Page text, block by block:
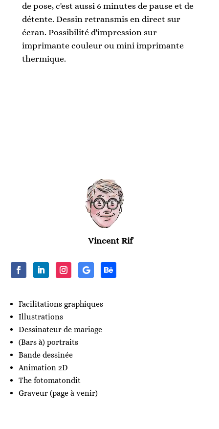
de pose, c'est aussi 6 minutes de pause et de
détente. Dessin retransmis en direct sur
écran. Possibilité d'impression sur
imprimante couleur ou mini imprimante
thermique.
Vincent Rif
Facilitations graphiques
Illustrations
Dessinateur de mariage
(Bars à) portraits
Bande dessinée
Animation 2D
The fotomatondit
Graveur (page à venir)